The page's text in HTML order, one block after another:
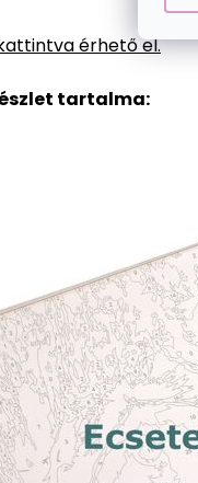
érhető el.
tartalma: